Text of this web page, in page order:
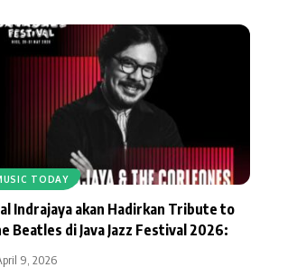
TODAY
Indrajaya akan Hadirkan Tribute to
Beatles di Java Jazz Festival 2026:
9, 2026